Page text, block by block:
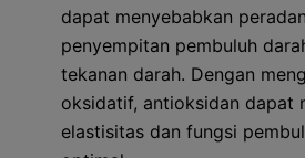
dapat menyebabkan
penyempitan pembuluh
tekanan darah. Dengan
oksidatif, antioksidan dapat
elastisitas dan fungsi